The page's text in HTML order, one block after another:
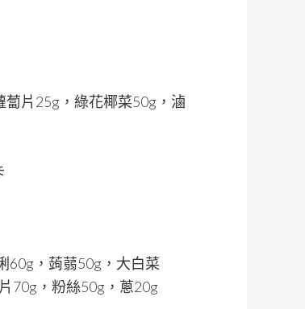
片25g，綠花椰菜50g，滷
60g，蒟蒻50g，大白菜
70g，粉絲50g，蔥20g